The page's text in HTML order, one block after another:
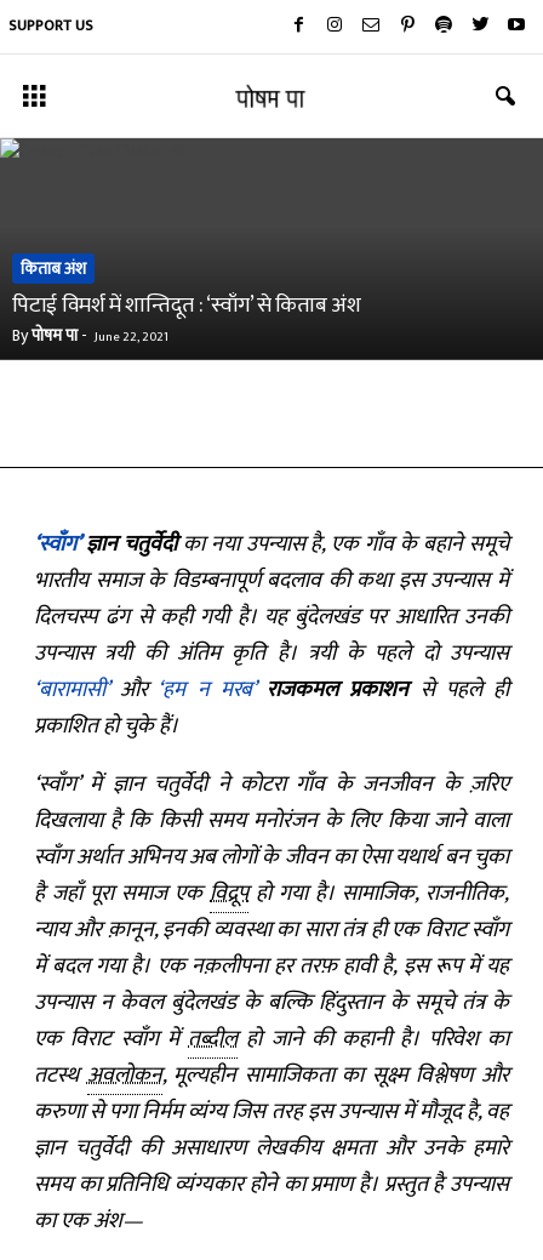
SUPPORT US
किताब अंश
पिटाई विमर्श में शान्तिदूत : ‘स्वाँग’ से किताब अंश
Byपोषम पा- June 22, 2021
‘स्वाँग’ज्ञान चतुर्वेदीका नया उपन्यास है, एक गाँव के बहाने समूचे
भारतीय समाज के विडम्बनापूर्ण बदलाव की कथा इस उपन्यास में
दिलचस्प ढंग से कही गयी है। यह बुंदेलखंड पर आधारित उनकी
उपन्यास त्रयी की अंतिम कृति है। त्रयी के पहले दो उपन्यास
‘बारामासी’और ‘हम न मरब’ राजकमल प्रकाशनसे पहले ही
प्रकाशित हो चुके हैं।
‘स्वाँग’ में ज्ञान चतुर्वेदी ने कोटरा गाँव के जनजीवन के ज़रिए
दिखलाया है कि किसी समय मनोरंजन के लिए किया जाने वाला
स्वाँग अर्थात अभिनय अब लोगों के जीवन का ऐसा यथार्थ बन चुका
है जहाँ पूरा समाज एकविद्रूपहो गया है। सामाजिक, राजनीतिक,
न्याय और क़ानून, इनकी व्यवस्था का सारा तंत्र ही एक विराट स्वाँग
में बदल गया है। एक नक़लीपना हर तरफ़ हावी है, इस रूप में यह
उपन्यास न केवल बुंदेलखंड के बल्कि हिंदुस्तान के समूचे तंत्र के
एक विराट स्वाँग मेंतब्दीलहो जाने की कहानी है। परिवेश का
तटस्थअवलोकन, मूल्यहीन सामाजिकता का सूक्ष्म विश्लेषण और
करुणा से पगा निर्मम व्यंग्य जिस तरह इस उपन्यास में मौजूद है, वह
ज्ञान चतुर्वेदी की असाधारण लेखकीय क्षमता और उनके हमारे
समय का प्रतिनिधि व्यंग्यकार होने का प्रमाण है। प्रस्तुत है उपन्यास
का एक अंश—